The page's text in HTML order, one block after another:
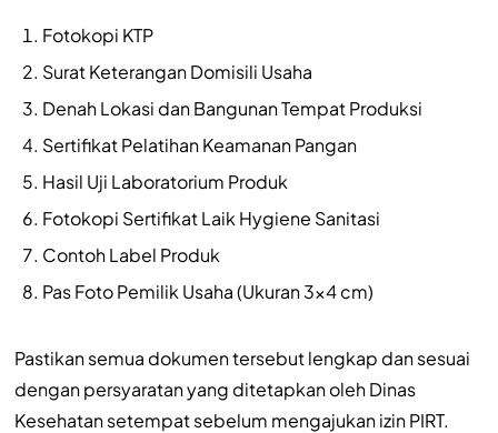
Fotokopi KTP
Surat Keterangan Domisili Usaha
Denah Lokasi dan Bangunan Tempat Produksi
Sertifikat Pelatihan Keamanan Pangan
Hasil Uji Laboratorium Produk
Fotokopi Sertifikat Laik Hygiene Sanitasi
Contoh Label Produk
Pas Foto Pemilik Usaha (Ukuran 3×4 cm)
Pastikan semua dokumen tersebut lengkap dan sesuai
dengan persyaratan yang ditetapkan oleh Dinas
Kesehatan setempat sebelum mengajukan izin PIRT.